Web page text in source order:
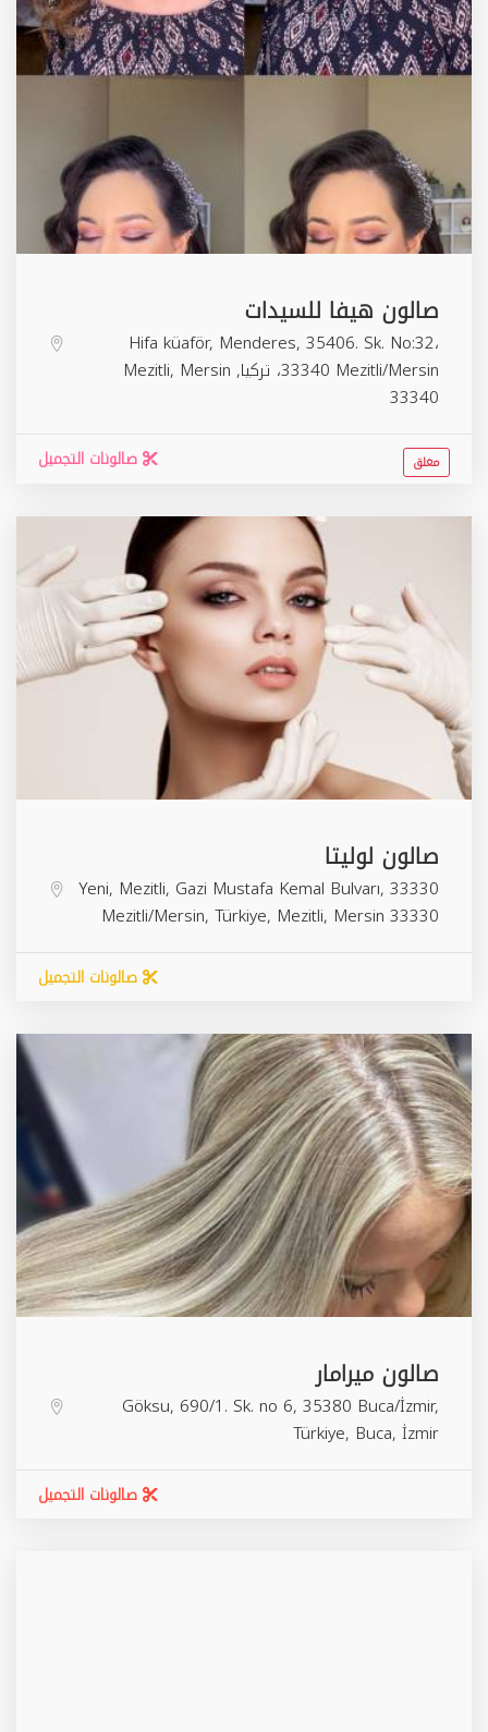
صالون هيفا للسيدات
Hifa küaför, Menderes, 35406. Sk. No:32،
33340 Mezitli/Mersin، تركيا,
Mezitli, Mersin
33340
صالونات التجميل مغلق
صالون لوليتا
Yeni, Mezitli, Gazi Mustafa Kemal Bulvarı, 33330
Mezitli/Mersin, Türkiye, Mezitli, Mersin 33330
صالونات التجميل
صالون ميرامار
Göksu, 690/1. Sk. no 6, 35380 Buca/İzmir,
Türkiye, Buca, İzmir
صالونات التجميل